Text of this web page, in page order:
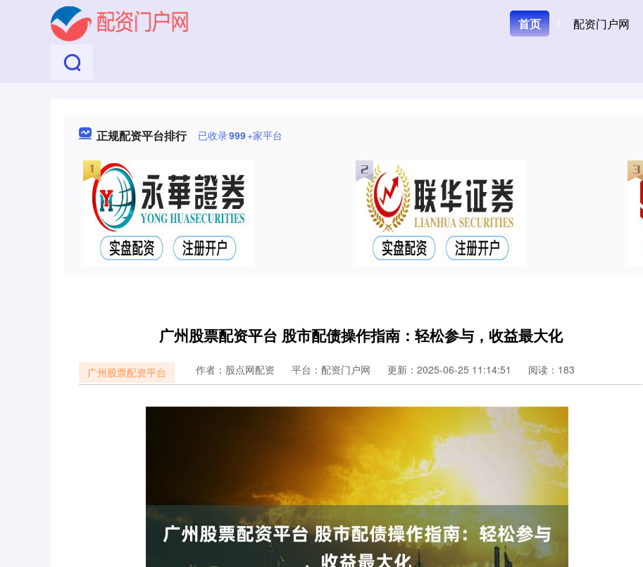
首页 配资门户网
正规配资平台排行 已收录999+家平台
广州股票配资平台 股市配债操作指南：轻松参与，收益最大化
广州股票配资平台 作者：股点网配资 平台：配资门户网 更新：2025-06-25 11:14:51 阅读：183